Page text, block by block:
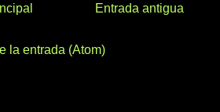
Entrada antigua
la entrada (Atom)